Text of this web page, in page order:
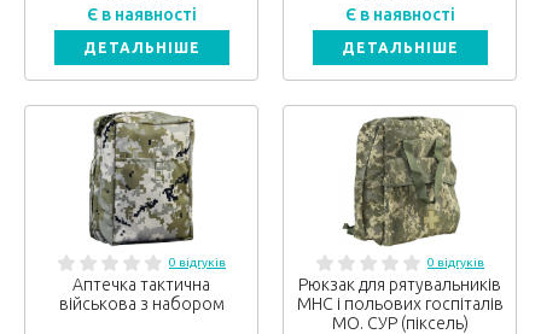
Є в наявності
ДЕТАЛЬНІШЕ
Є в наявності
ДЕТАЛЬНІШЕ
0 відгуків
Аптечка тактична
військова з набором
0 відгуків
Рюкзак для рятувальників
МНС і польових госпіталів
МО. СУР (піксель)